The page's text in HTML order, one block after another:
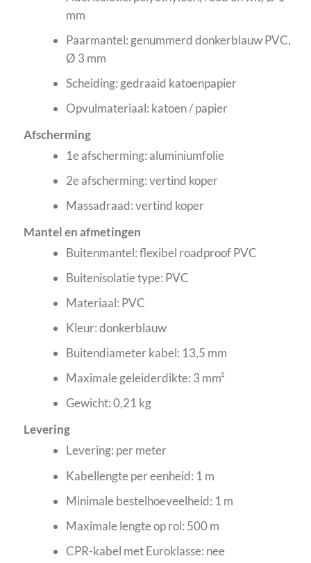
mm
Paarmantel: genummerd donkerblauw PVC,
Ø 3 mm
Scheiding: gedraaid katoenpapier
Opvulmateriaal: katoen / papier
Afscherming
1e afscherming: aluminiumfolie
2e afscherming: vertind koper
Massadraad: vertind koper
Mantel en afmetingen
Buitenmantel: flexibel roadproof PVC
Buitenisolatie type: PVC
Materiaal: PVC
Kleur: donkerblauw
Buitendiameter kabel: 13,5 mm
Maximale geleiderdikte: 3 mm²
Gewicht: 0,21 kg
Levering
Levering: per meter
Kabellengte per eenheid: 1 m
Minimale bestelhoeveelheid: 1 m
Maximale lengte op rol: 500 m
CPR-kabel met Euroklasse: nee